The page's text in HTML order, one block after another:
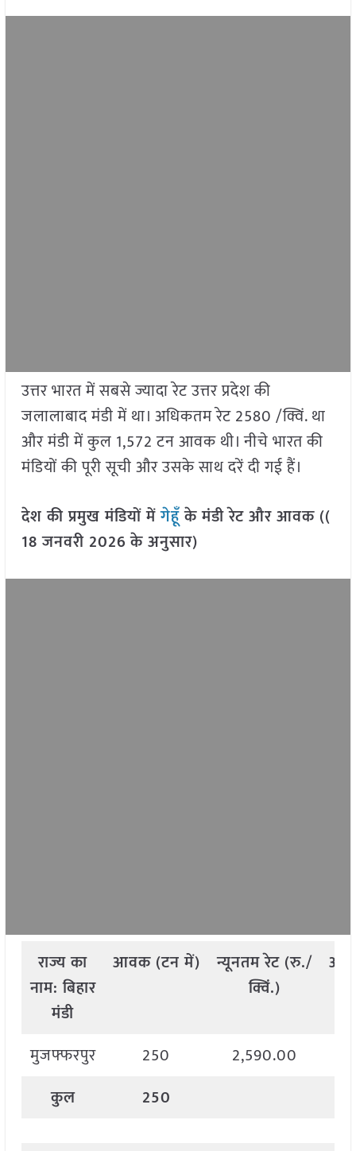
उत्तर भारत में सबसे ज्यादा रेट उत्तर प्रदेश की
जलालाबाद मंडी में था। अधिकतम रेट 2580 /क्विं. था
और मंडी में कुल 1,572 टन आवक थी। नीचे भारत की
मंडियों की पूरी सूची और उसके साथ दरें दी गई हैं।
देश की प्रमुख मंडियों मेंगेहूँके मंडी रेट और आवक ((
18 जनवरी 2026के अनुसार)
राज्यका
नाम:बिहार
मंडी
आवक (टनमें) न्यूनतमरेट (रु./
क्विं.)
मुजफ्फरपुर 250 2,590.00
कुल
250